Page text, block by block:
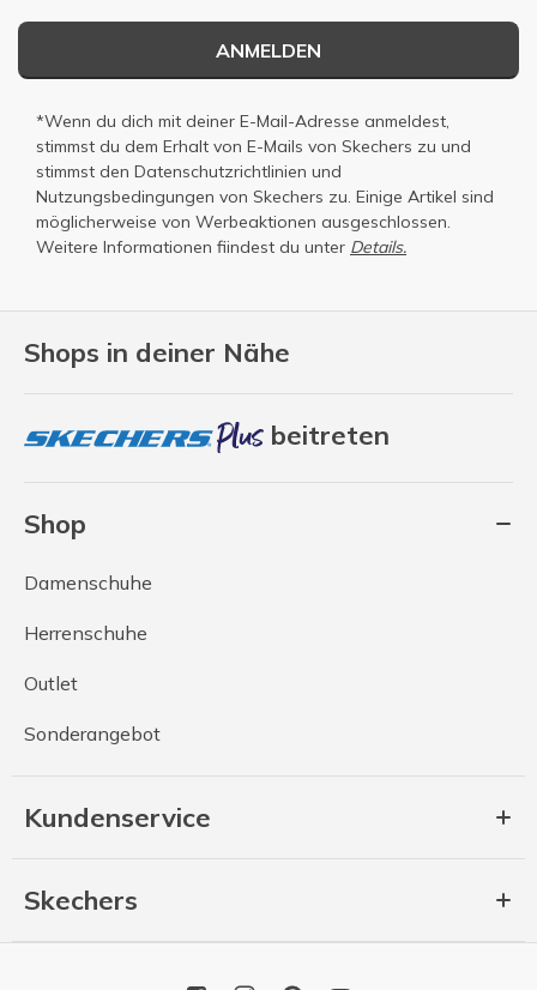
Shops in deiner Nähe
beitreten
Shop
Damenschuhe
Herrenschuhe
Outlet
Sonderangebot
Kundenservice
Skechers
ANMELDEN
*Wenn du dich mit deiner E-Mail-Adresse anmeldest,
stimmst du dem Erhalt von E-Mails von Skechers zu und
stimmst den Datenschutzrichtlinien und
Nutzungsbedingungen von Skechers zu. Einige Artikel sind
möglicherweise von Werbeaktionen ausgeschlossen.
Weitere Informationen fiindest du unter Details.